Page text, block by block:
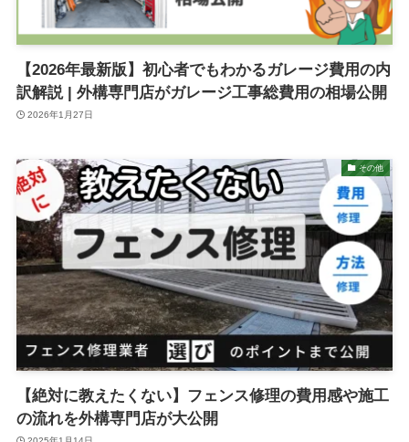
【2026年最新版】初心者でもわかるガレージ費用の内
訳解説 | 外構専門店がガレージ工事総費用の相場公開
2026年1月27日
その他
【絶対に教えたくない】フェンス修理の費用感や施工
の流れを外構専門店が大公開